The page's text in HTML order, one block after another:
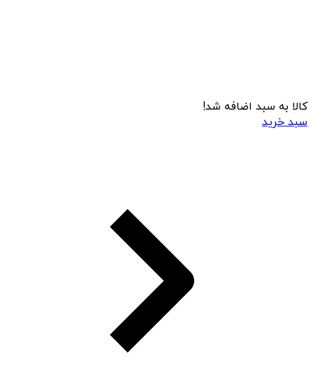
کالا به سبد اضافه شد!
سبد خرید